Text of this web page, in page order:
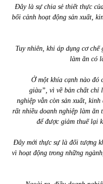
Đây là sự chia sẻ thiết thực
bối cảnh hoạt động sản xuất,
Tuy nhiên, khi áp dụng cơ
làm ăn có
Ở một khía cạnh nào đó
giàu”, vì về bản chất chỉ
nghiệp vẫn còn sản xuất,
rất nhiều doanh nghiệp làm ăn
để được giảm thuế lại
Đây mới thực sự là đối tượng
vì hoạt động trong những